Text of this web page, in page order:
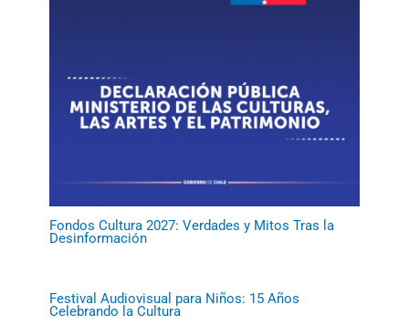
Fondos Cultura 2027: Verdades y Mitos Tras la
Desinformación
Festival Audiovisual para Niños: 15 Años
Celebrando la Cultura